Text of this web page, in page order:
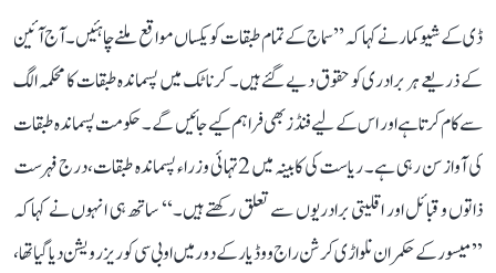
ڈی کے شیوکمار نے کہا کہ ’’سماج کے تمام طبقات کو یکساں مواقع ملنے چاہئیں۔ آج آئین
کے ذریعے ہر برادری کو حقوق دیے گئے ہیں۔ کرناٹک میں پسماندہ طبقات کا محکمہ الگ
سے کام کرتا ہے اور اس کے لیے فنڈز بھی فراہم کیے جائیں گے۔ حکومت پسماندہ طبقات
کی آواز سن رہی ہے۔ ریاست کی کابینہ میں 2 تہائی وزراء پسماندہ طبقات، درج فہرست
ذاتوں و قبائل اور اقلیتی برادریوں سے تعلق رکھتے ہیں۔‘‘ ساتھ ہی انہوں نے کہا کہ
’’میسور کے حکمران نلواڑی کرشن راج ووڈیار کے دور میں او بی سی کو ریزرویشن دیا گیا تھا،